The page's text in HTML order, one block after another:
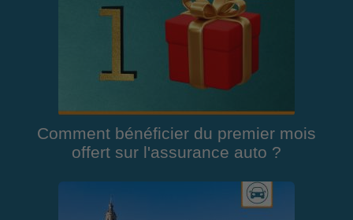
Comment bénéficier du premier mois
offert sur l'assurance auto ?